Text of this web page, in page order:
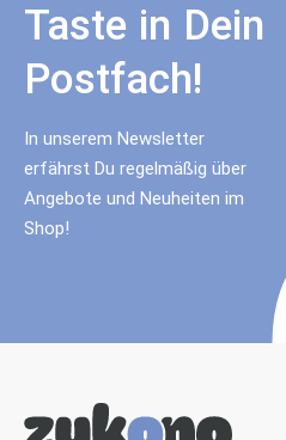
Taste in Dein
Postfach!
In unserem Newsletter
erfährst Du regelmäßig über
Angebote und Neuheiten im
Shop!